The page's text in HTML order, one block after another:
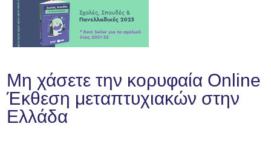
Μη χάσετε την κορυφαία Online
Έκθεση μεταπτυχιακών στην
Ελλάδα